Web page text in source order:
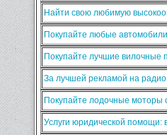
Найти свою любимую
Покупайте любые
Покупайте лучшие вилочные
За лучшей рекламой на
Покупайте лодочные моторы
Услуги юридической